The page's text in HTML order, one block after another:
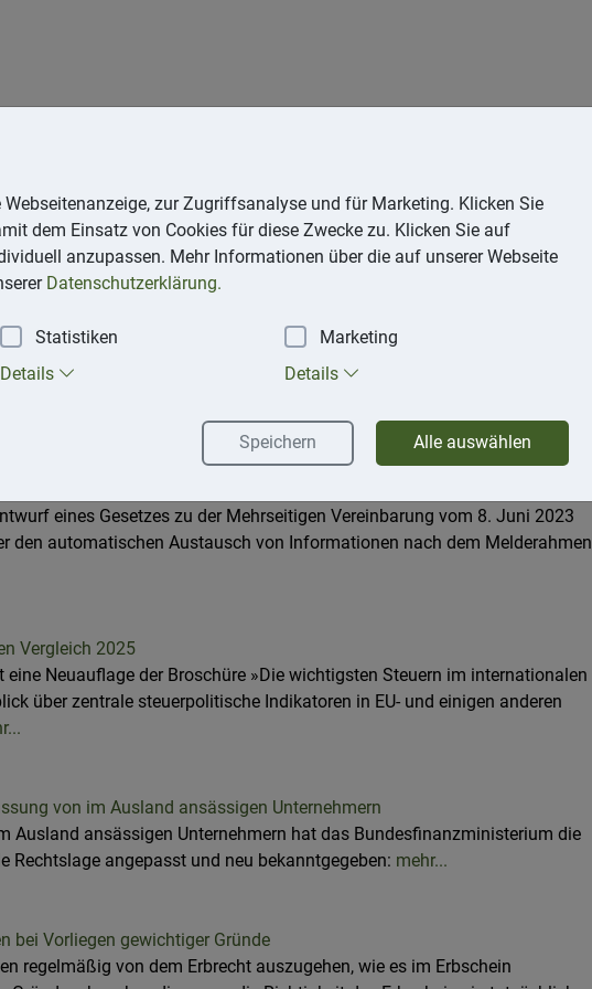
über Handel mit Kryptowerten
eines Gesetzes zu der Mehrseitigen Vereinbarung vom 8. Juni 2023
den automatischen Austausch von Informationen nach dem Melderahmen
Vergleich 2025
Neuauflage der Broschüre »Die wichtigsten Steuern im internationalen
über zentrale steuerpolitische Indikatoren in EU- und einigen anderen
von im Ausland ansässigen Unternehmern
Ausland ansässigen Unternehmern hat das Bundesfinanzministerium die
Rechtslage angepasst und neu bekanntgegeben: mehr...
bei Vorliegen gewichtiger Gründe
regelmäßig von dem Erbrecht auszugehen, wie es im Erbschein
zur Zugriffsanalyse und für Marketing. Klicken Sie
dem Einsatz von Cookies für diese Zwecke zu. Klicken Sie auf
anzupassen. Mehr Informationen über die auf unserer Webseite
Datenschutzerklärung.
Statistiken
Marketing
Details Details
Speichern Alle auswählen